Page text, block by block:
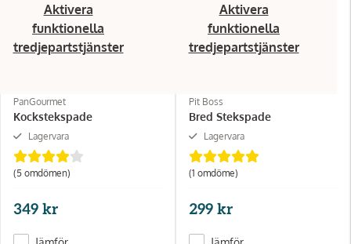
Aktivera
funktionella
tredjepartstjänster
PanGourmet
Kockstekspade
Lagervara
(5 omdömen)
349 kr
Aktivera
funktionella
tredjepartstjänster
Pit Boss
Bred Stekspade
Lagervara
(1 omdöme)
299 kr